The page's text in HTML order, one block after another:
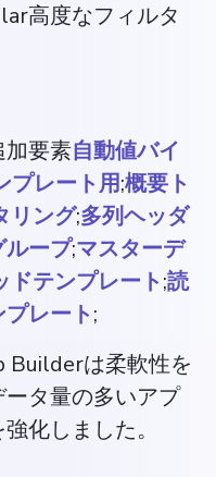
高度なフィルタ
加要素自動値バイ
プレート用;概要ト
リング;多列ヘッダ
ループ;マスターデ
ドテンプレート;読
レート;
Builderは柔軟性を
タ量の多いアプ
化しました。